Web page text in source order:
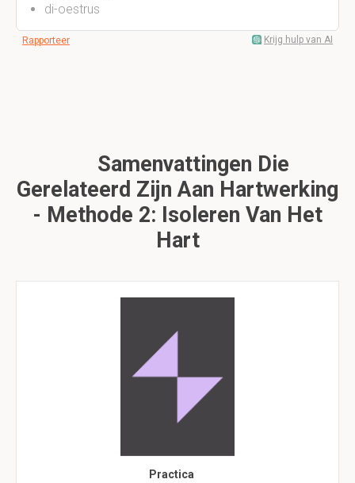
di-oestrus
Rapporteer Krijg hulp van AI
Samenvattingen Die
Gerelateerd Zijn Aan Hartwerking
- Methode 2: Isoleren Van Het
Hart
Practica